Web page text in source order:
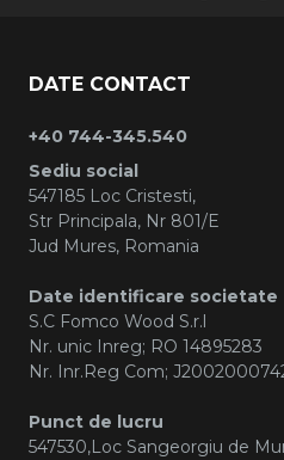
DATE CONTACT
+40 744-345.540
Sediu social
547185 Loc Cristesti,
Str Principala, Nr 801/E
Jud Mures, Romania
Date identificare societate
S.C Fomco Wood S.r.l
Nr. unic Inreg; RO 14895283
Nr. Inr.Reg Com;
Punct de lucru
547530,Loc Sangeorgiu de